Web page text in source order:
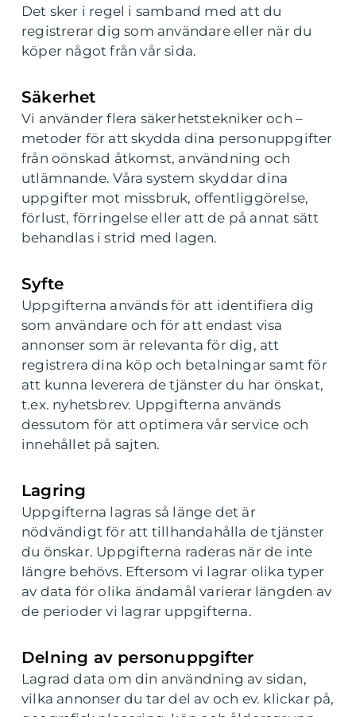
Det sker i regel i samband med att du
registrerar dig som användare eller när du
köper något från vår sida.
Säkerhet
Vi använder flera säkerhetstekniker och –
metoder för att skydda dina personuppgifter
från oönskad åtkomst, användning och
utlämnande. Våra system skyddar dina
uppgifter mot missbruk, offentliggörelse,
förlust, förringelse eller att de på annat sätt
behandlas i strid med lagen.
Syfte
Uppgifterna används för att identifiera dig
som användare och för att endast visa
annonser som är relevanta för dig, att
registrera dina köp och betalningar samt för
att kunna leverera de tjänster du har önskat,
t.ex. nyhetsbrev. Uppgifterna används
dessutom för att optimera vår service och
innehållet på sajten.
Lagring
Uppgifterna lagras så länge det är
nödvändigt för att tillhandahålla de tjänster
du önskar. Uppgifterna raderas när de inte
längre behövs. Eftersom vi lagrar olika typer
av data för olika ändamål varierar längden av
de perioder vi lagrar uppgifterna.
Delning av personuppgifter
Lagrad data om din användning av sidan,
vilka annonser du tar del av och ev. klickar på,